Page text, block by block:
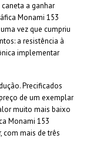
a ganhar
Monami 153
vez que cumpriu
a resistência à
implementar
Precificados
de um exemplar
muito mais baixo
Monami 153
mais de três